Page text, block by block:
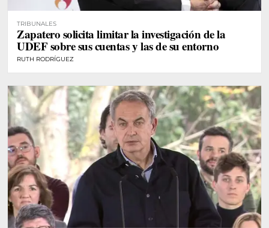
TRIBUNALES
Zapatero solicita limitar la investigación de la
UDEF sobre sus cuentas y las de su entorno
RUTH RODRÍGUEZ